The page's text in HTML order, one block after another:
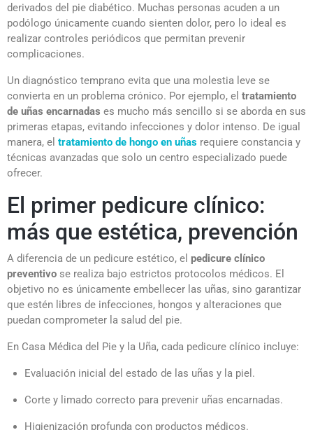
derivados del pie diabético. Muchas personas acuden a un
podólogo únicamente cuando sienten dolor, pero lo ideal es
realizar controles periódicos que permitan prevenir
complicaciones.
Un diagnóstico temprano evita que una molestia leve se
convierta en un problema crónico. Por ejemplo, el tratamiento
de uñas encarnadas es mucho más sencillo si se aborda en sus
primeras etapas, evitando infecciones y dolor intenso. De igual
manera, el tratamiento de hongo en uñas requiere constancia y
técnicas avanzadas que solo un centro especializado puede
ofrecer.
El primer pedicure clínico:
más que estética, prevención
A diferencia de un pedicure estético, el pedicure clínico
preventivo se realiza bajo estrictos protocolos médicos. El
objetivo no es únicamente embellecer las uñas, sino garantizar
que estén libres de infecciones, hongos y alteraciones que
puedan comprometer la salud del pie.
En Casa Médica del Pie y la Uña, cada pedicure clínico incluye:
Evaluación inicial del estado de las uñas y la piel.
Corte y limado correcto para prevenir uñas encarnadas.
Higienización profunda con productos médicos.